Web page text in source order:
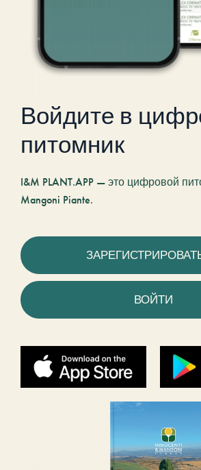
Войдите в
питомник
I&M PLANT.APP — это цифровой
Mangoni Piante.
ВОЙТИ